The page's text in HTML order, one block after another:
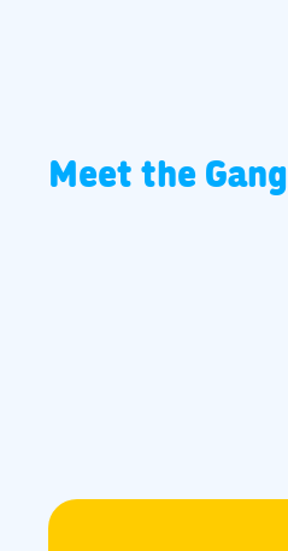
Meet the Gang